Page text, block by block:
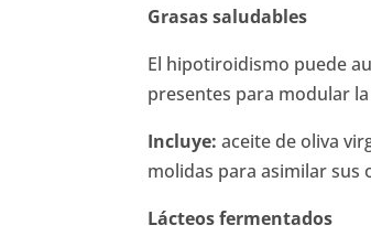
Grasas saludables
El hipotiroidismo puede
presentes para modular
Incluye: aceite de oliva
molidas para asimilar sus
Lácteos fermentados